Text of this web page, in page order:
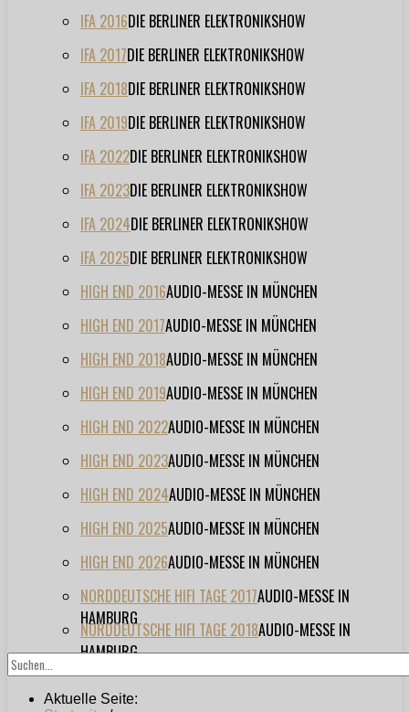
IFA 2016DIE BERLINER ELEKTRONIKSHOW
IFA 2017DIE BERLINER ELEKTRONIKSHOW
IFA 2018DIE BERLINER ELEKTRONIKSHOW
IFA 2019DIE BERLINER ELEKTRONIKSHOW
IFA 2022DIE BERLINER ELEKTRONIKSHOW
IFA 2023DIE BERLINER ELEKTRONIKSHOW
IFA 2024DIE BERLINER ELEKTRONIKSHOW
IFA 2025DIE BERLINER ELEKTRONIKSHOW
HIGH END 2016AUDIO-MESSE IN MÜNCHEN
HIGH END 2017AUDIO-MESSE IN MÜNCHEN
HIGH END 2018AUDIO-MESSE IN MÜNCHEN
HIGH END 2019AUDIO-MESSE IN MÜNCHEN
HIGH END 2022AUDIO-MESSE IN MÜNCHEN
HIGH END 2023AUDIO-MESSE IN MÜNCHEN
HIGH END 2024AUDIO-MESSE IN MÜNCHEN
HIGH END 2025AUDIO-MESSE IN MÜNCHEN
HIGH END 2026AUDIO-MESSE IN MÜNCHEN
NORDDEUTSCHE HIFI TAGE 2017AUDIO-MESSE IN
HAMBURG
NORDDEUTSCHE HIFI TAGE 2018AUDIO-MESSE IN
HAMBURG
Aktuelle Seite: